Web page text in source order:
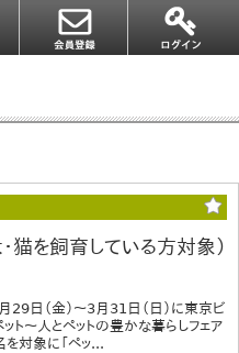
猫を飼育している方対象）
日（金）～3月31日（日）に東京ビ
ト～人とペットの豊かな暮らしフェア
を対象に「ペッ...